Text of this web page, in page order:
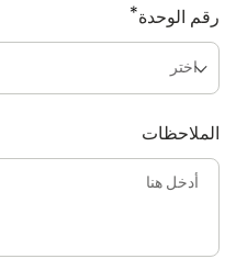
رقم الوحدة*
الملاحظات